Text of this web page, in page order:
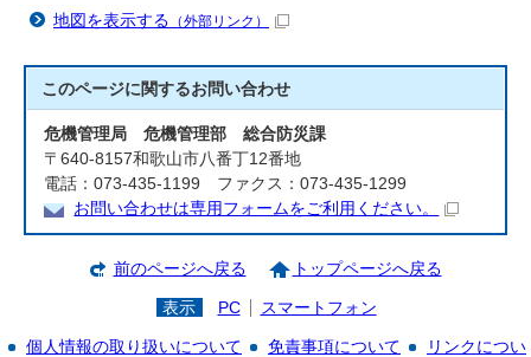
地図を表示する （外部リンク）
このページに関するお問い合わせ
危機管理局 危機管理部 総合防災課
〒640-8157和歌山市八番丁12番地
電話：073-435-1199 ファクス：073-435-1299
お問い合わせは専用フォームをご利用ください。
前のページへ戻る トップページへ戻る
表示 PC スマートフォン
個人情報の取り扱いについて 免責事項について
リンクについ